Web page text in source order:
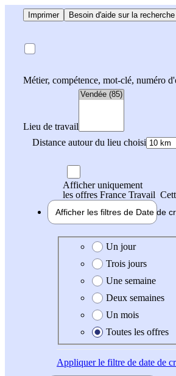
Imprimer Besoin d'aide sur la
Métier, compétence, mot-clé, numéro
Lieu de travail
Distance autour du lieu choisi
Afficher uniquement
les offres France Travail
Afficher les filtres de Date de
Date de création de l'offre
Un jour
Trois jours
Une semaine
Deux semaines
Un mois
Toutes les offres
Appliquerle filtre de date de